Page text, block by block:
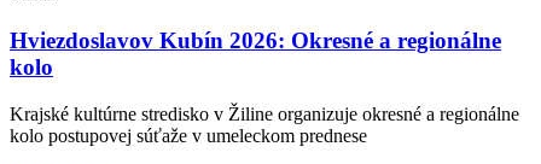
Hviezdoslavov Kubín 2026: Okresné a regionálne
kolo
Krajské kultúrne stredisko v Žiline organizuje okresné a regionálne
kolo postupovej súťaže v umeleckom prednese